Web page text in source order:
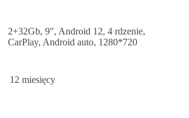
2+32Gb, 9", Android 12, 4 rdzenie,
CarPlay, Android auto, 1280*720
12 miesięcy